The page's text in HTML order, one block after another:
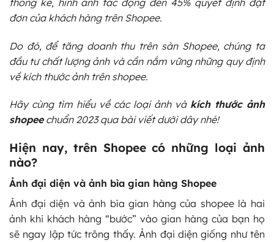
đơn của khách hàng trên Shopee.
Do đó, để tăng doanh thu trên sàn Shopee, chúng ta
đầu tư chất lượng ảnh và cần nắm vững những quy định
về kích thước ảnh trên shopee.
Hãy cùng tìm hiểu về các loại ảnh và kích thước ảnh
shopeechuẩn 2023 qua bài viết dưới dây nhé!
Hiện nay, trên Shopee có những loại ảnh
nào?
Ảnh đại diện và ảnh bìa gian hàng Shopee
Ảnh đại diện và ảnh bìa gian hàng của shopee là hai
ảnh khi khách hàng “bước” vào gian hàng của bạn họ
sẽ ngay lập tức trông thấy. Ảnh đại diện giống như tên